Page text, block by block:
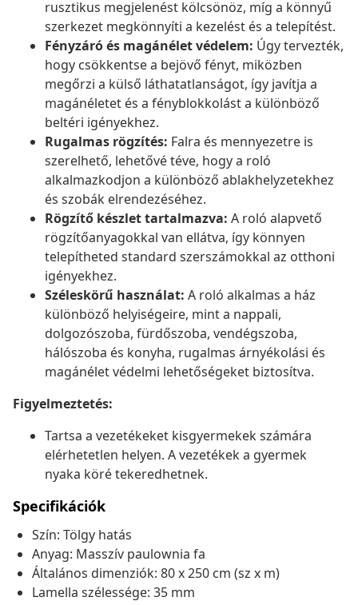
rusztikus megjelenést kölcsönöz, míg a könnyű
szerkezet megkönnyíti a kezelést és a telepítést.
Fényzáró és magánélet védelem: Úgy tervezték,
hogy csökkentse a bejövő fényt, miközben
megőrzi a külső láthatatlanságot, így javítja a
magánéletet és a fényblokkolást a különböző
beltéri igényekhez.
Rugalmas rögzítés: Falra és mennyezetre is
szerelhető, lehetővé téve, hogy a roló
alkalmazkodjon a különböző ablakhelyzetekhez
és szobák elrendezéséhez.
Rögzítő készlet tartalmazva: A roló alapvető
rögzítőanyagokkal van ellátva, így könnyen
telepítheted standard szerszámokkal az otthoni
igényekhez.
Széleskörű használat: A roló alkalmas a ház
különböző helyiségeire, mint a nappali,
dolgozószoba, fürdőszoba, vendégszoba,
hálószoba és konyha, rugalmas árnyékolási és
magánélet védelmi lehetőségeket biztosítva.
Figyelmeztetés:
Tartsa a vezetékeket kisgyermekek számára
elérhetetlen helyen. A vezetékek a gyermek
nyaka köré tekeredhetnek.
Specifikációk
Szín: Tölgy hatás
Anyag: Masszív paulownia fa
Általános dimenziók: 80 x 250 cm (sz x m)
Lamella szélessége: 35 mm